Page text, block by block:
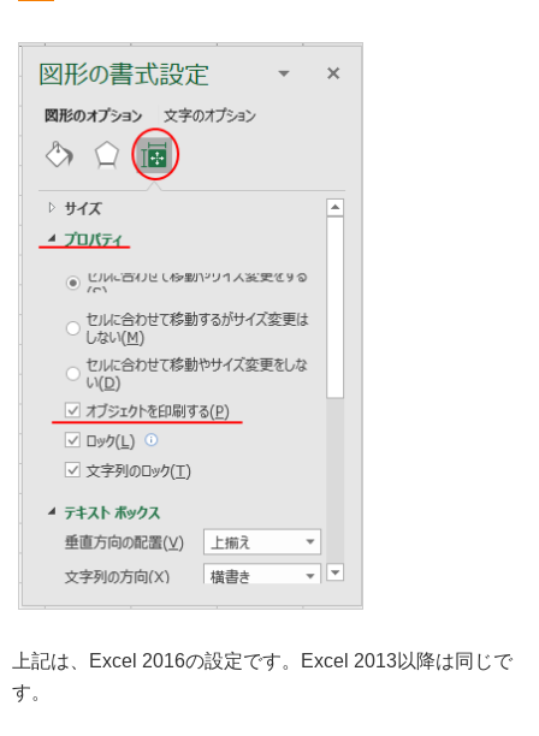
上記は、Excel 2016の設定です。Excel 2013以降は同じで
す。